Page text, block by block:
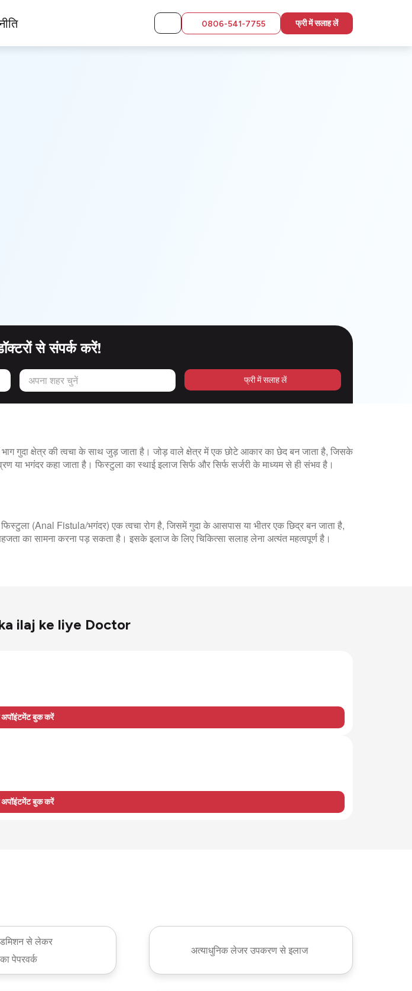
0806-541-7755 फ्री में सलाह लें
से संपर्क करें!
अपना शहर चुनें फ्री में सलाह लें
गुदा क्षेत्र की त्वचा के साथ जुड़ जाता है। जोड़ वाले क्षेत्र में एक छोटे आकार का छेद बन जाता है, जिसके
या भगंदर कहा जाता है। फिस्टुला का स्थाई इलाज सिर्फ और सिर्फ सर्जरी के माध्यम से ही संभव है।
(Anal Fistula/भगंदर) एक त्वचा रोग है, जिसमें गुदा के आसपास या भीतर एक छिद्र बन जाता है,
का सामना करना पड़ सकता है। इसके इलाज के लिए चिकित्सा सलाह लेना अत्यंत महत्वपूर्ण है।
ka ilaj ke liye Doctor
बुक करें
बुक करें
से लेकर
पेपरवर्क
अत्याधुनिक लेजर उपकरण से इलाज